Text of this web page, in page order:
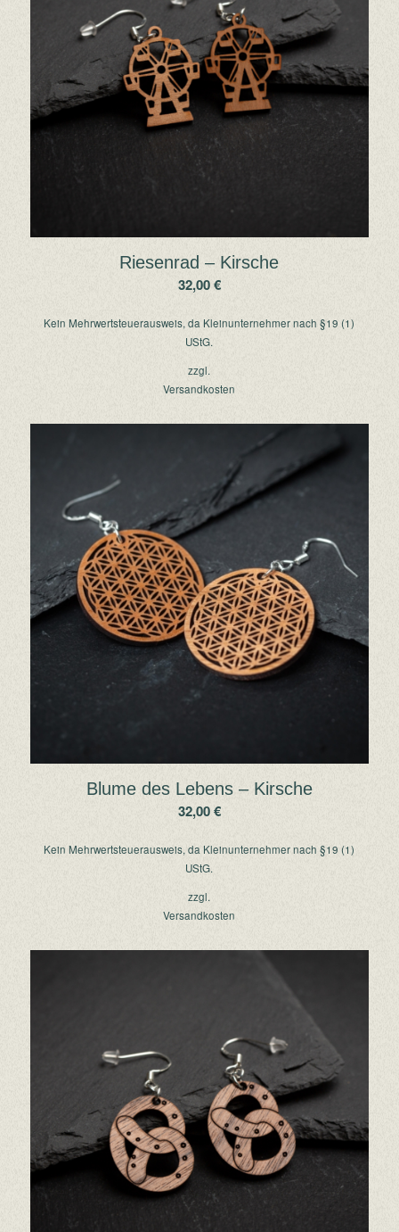
Riesenrad – Kirsche
32,00€
Kein Mehrwertsteuerausweis, da Kleinunternehmer nach §19 (1)
UStG.
zzgl.
Versandkosten
Blume des Lebens – Kirsche
32,00€
Kein Mehrwertsteuerausweis, da Kleinunternehmer nach §19 (1)
UStG.
zzgl.
Versandkosten